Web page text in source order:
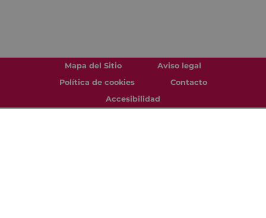
Mapa del Sitio
Aviso legal
Política de cookies
Contacto
Accesibilidad